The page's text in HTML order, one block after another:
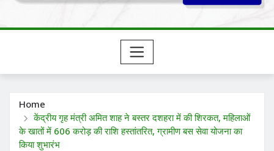
Home
केंद्रीय गृह मंत्री अमित शाह ने बस्तर दशहरा में की शिरकत, महिलाओं
के खातों में 606 करोड़ की राशि हस्तांतरित, ग्रामीण बस सेवा योजना का
किया शुभारंभ